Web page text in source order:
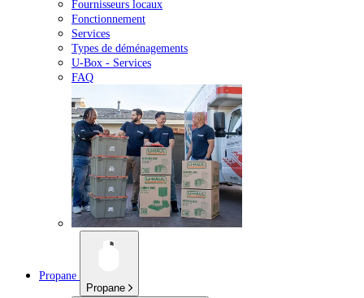
Fournisseurs locaux
Fonctionnement
Services
Types de déménagements
U-Box - Services
FAQ
Propane
Propane